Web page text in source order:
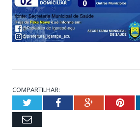
COMPARTILHAR:
TwitterFacebookGoogle+
Email